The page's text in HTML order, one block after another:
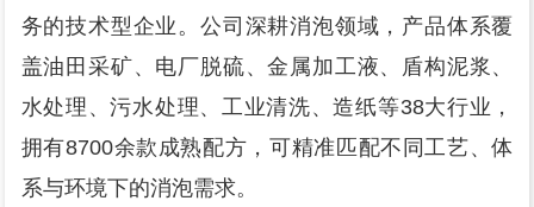
务的技术型企业。公司深耕消泡领域，产品体系覆
盖油田采矿、电厂脱硫、金属加工液、盾构泥浆、
水处理、污水处理、工业清洗、造纸等38大行业，
拥有8700余款成熟配方，可精准匹配不同工艺、体
系与环境下的消泡需求。